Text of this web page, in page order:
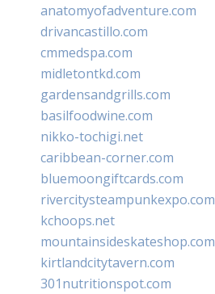
anatomyofadventure.com
drivancastillo.com
cmmedspa.com
midletontkd.com
gardensandgrills.com
basilfoodwine.com
nikko-tochigi.net
caribbean-corner.com
bluemoongiftcards.com
rivercitysteampunkexpo.com
kchoops.net
mountainsideskateshop.com
kirtlandcitytavern.com
301nutritionspot.com